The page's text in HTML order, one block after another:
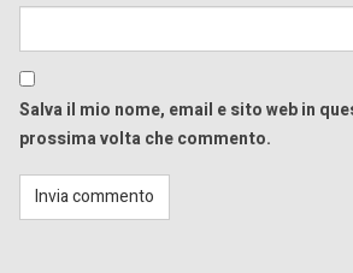
Salva il mio nome, email e sito web in
prossima volta che commento.